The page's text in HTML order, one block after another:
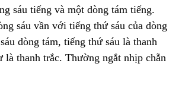
sáu tiếng và một dòng tám tiếng.
sáu vần với tiếng thứ sáu của dòng
dòng tám, tiếng thứ sáu là thanh
là thanh trắc. Thường ngắt nhịp chẵn